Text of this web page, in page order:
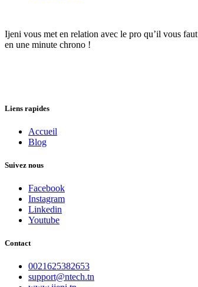
Ijeni vous met en relation avec le pro qu’il vous faut
en une minute chrono !
Liens rapides
Accueil
Blog
Suivez nous
Facebook
Instagram
Linkedin
Youtube
Contact
0021625382653
support@ntech.tn